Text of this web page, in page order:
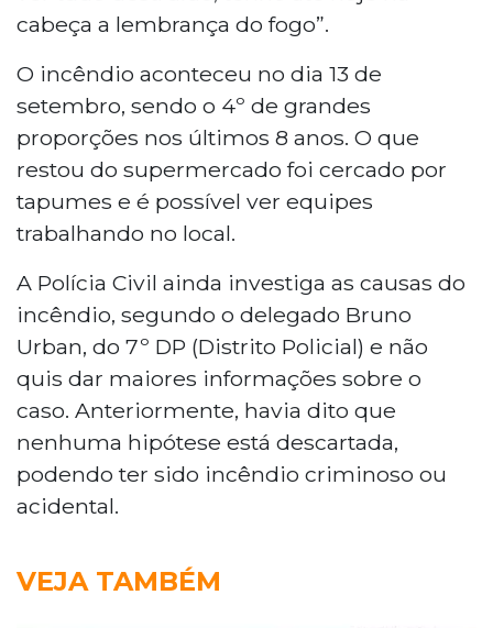
cabeça a lembrança do fogo”.
O incêndio aconteceu no dia 13 de
setembro, sendo o 4º de grandes
proporções nos últimos 8 anos. O que
restou do supermercado foi cercado por
tapumes e é possível ver equipes
trabalhando no local.
A Polícia Civil ainda investiga as causas do
incêndio, segundo o delegado Bruno
Urban, do 7º DP (Distrito Policial) e não
quis dar maiores informações sobre o
caso. Anteriormente, havia dito que
nenhuma hipótese está descartada,
podendo ter sido incêndio criminoso ou
acidental.
VEJA TAMBÉM